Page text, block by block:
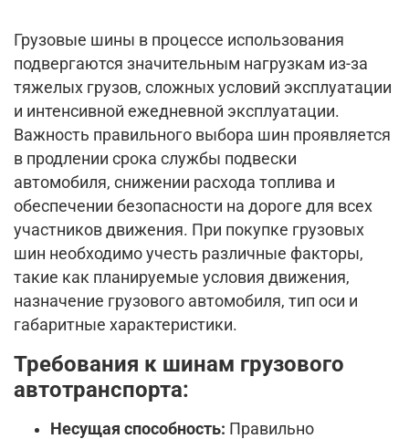
Грузовые шины в процессе использования
подвергаются значительным нагрузкам из-за
тяжелых грузов, сложных условий эксплуатации
и интенсивной ежедневной эксплуатации.
Важность правильного выбора шин проявляется
в продлении срока службы подвески
автомобиля, снижении расхода топлива и
обеспечении безопасности на дороге для всех
участников движения. При покупке грузовых
шин необходимо учесть различные факторы,
такие как планируемые условия движения,
назначение грузового автомобиля, тип оси и
габаритные характеристики.
Требования к шинам грузового
автотранспорта:
Несущая способность: Правильно